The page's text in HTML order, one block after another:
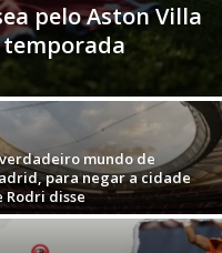
pelo Aston Villa
mundo de
para negar a cidade
Rodri disse